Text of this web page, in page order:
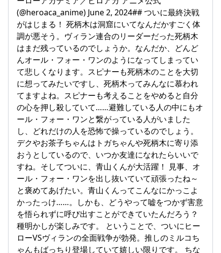
(@heroaca_anime) June 2, 2024## ついに最終決戦
がはじまる！ 死柄木は洞窟にいてなんだかすごく体
調が悪そう。ヴィラン連合のリーダーだった死柄木
はまだ残っているのでしょうか。なんだか、どんど
んオール・フォー・ワンのようになってしまってい
て悲しくなります。スピナーも死柄木のことを大切
に想ってみたいですし、死柄木ってみんなに慕われ
てますよね。スピナーも考えることをやめると自分
の心を押し殺していて……避難している人の中にもオ
ール・フォー・ワンと繋がっている人がいました
し、どれだけの人を恐怖で操っているのでしょう。
デクやお茶子ちゃんはトガちゃんや死柄木に寄り添
おうとしているので、いつか友達になれたらいいで
すね。そしてついに、青山くんが大活躍！ 見事、オ
ール・フォー・ワンを出し抜いていて頑張ったね～
と褒めてあげたい。青山くんってこんなにかっこよ
かったっけ……。しかも、どうやって嘘をつかず害意
を悟られずに呼び出すことができていたんだろう？
種明かしが楽しみです。 ということで、ついにヒー
ローVSヴィランの全面戦争が勃発。推しのミルコち
ゃんもばっちり登場していて嬉しい限りです。 ちな